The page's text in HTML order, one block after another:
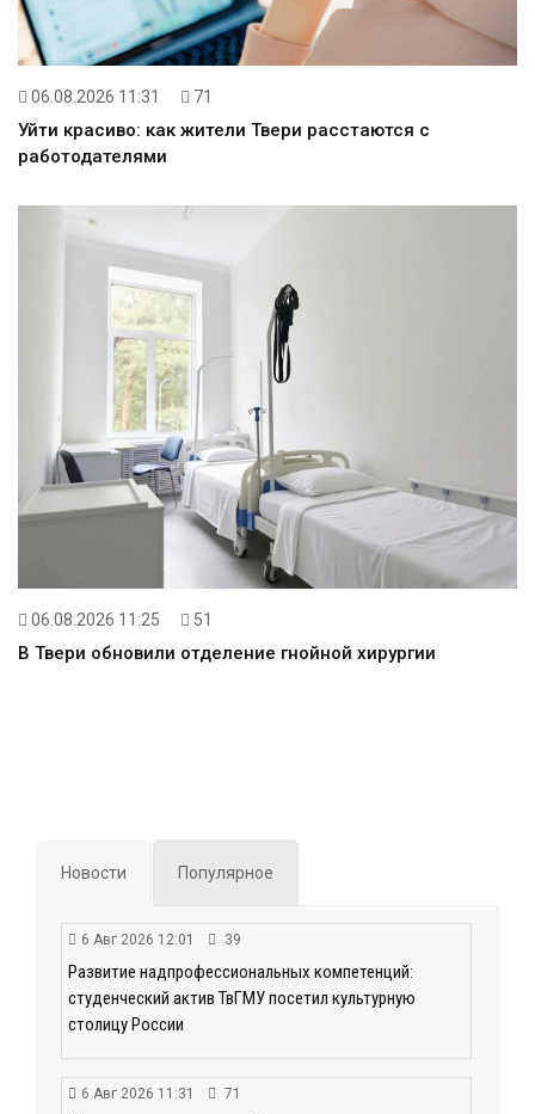
06.08.2026 11:31 71
Уйти красиво: как жители Твери расстаются с
работодателями
06.08.2026 11:25 51
В Твери обновили отделение гнойной хирургии
Новости Популярное
6 Авг 2026 12:01 39
Развитие надпрофессиональных компетенций:
студенческий актив ТвГМУ посетил культурную
столицу России
6 Авг 2026 11:31 71